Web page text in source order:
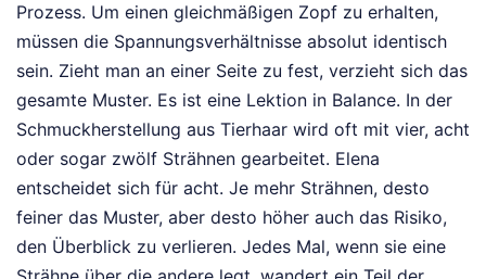
Prozess. Um einen gleichmäßigen Zopf zu erhalten,
müssen die Spannungsverhältnisse absolut identisch
sein. Zieht man an einer Seite zu fest, verzieht sich das
gesamte Muster. Es ist eine Lektion in Balance. In der
Schmuckherstellung aus Tierhaar wird oft mit vier, acht
oder sogar zwölf Strähnen gearbeitet. Elena
entscheidet sich für acht. Je mehr Strähnen, desto
feiner das Muster, aber desto höher auch das Risiko,
den Überblick zu verlieren. Jedes Mal, wenn sie eine